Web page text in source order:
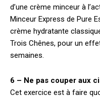
d’une crème minceur à
Minceur Express de Pure
crème hydratante
Trois Chênes, pour un
semaines.
6 – Ne pas couper aux
Cet exercice est à faire